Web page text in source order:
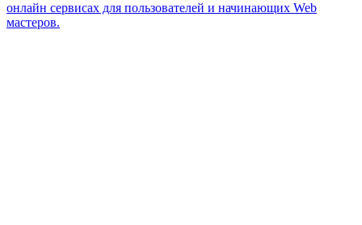
онлайн сервисах для пользователей и начинающих Web
мастеров.